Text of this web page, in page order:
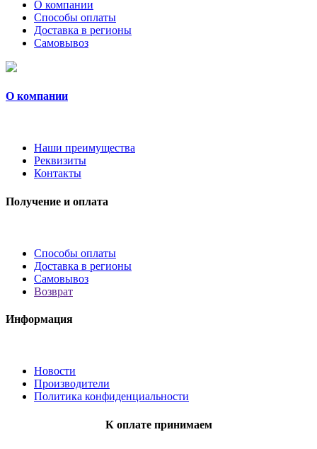
О компании
Способы оплаты
Доставка в регионы
Самовывоз
О компании
Наши преимущества
Реквизиты
Контакты
Получение и оплата
Способы оплаты
Доставка в регионы
Самовывоз
Возврат
Информация
Новости
Производители
Политика конфиденциальности
К оплате принимаем